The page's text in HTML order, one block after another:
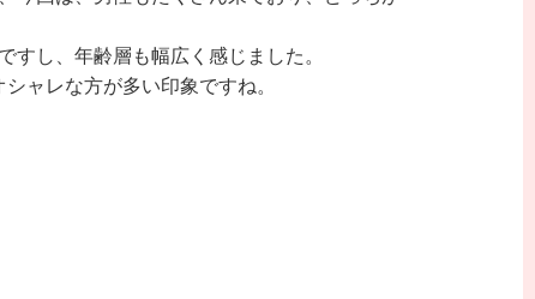
すし、年齢層も幅広く感じました。
ャレな方が多い印象ですね。